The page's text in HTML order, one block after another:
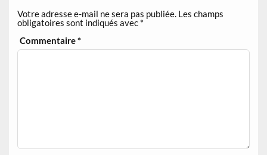
Votre adresse e-mail ne sera pas publiée. Les champs
obligatoires sont indiqués avec *
Commentaire*